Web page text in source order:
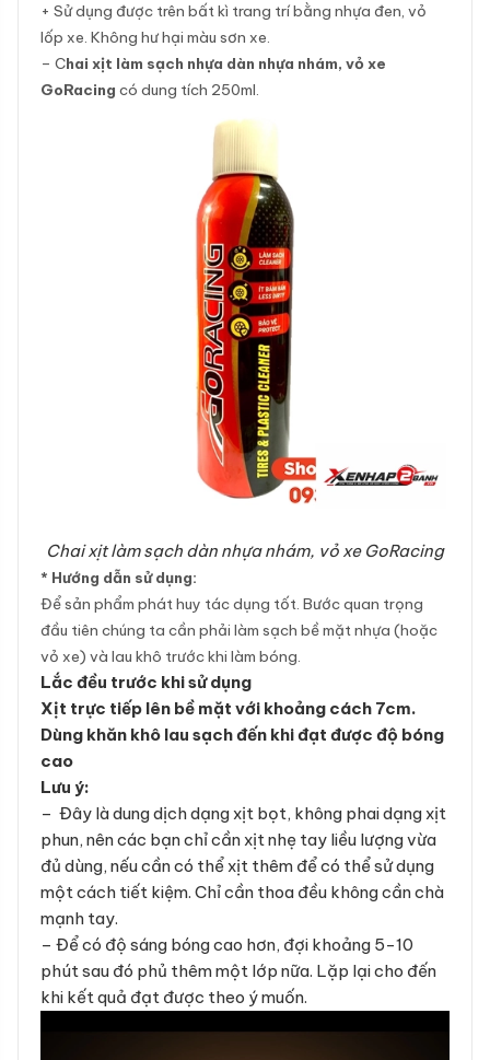
+ Sử dụng được trên bất kì trang trí bằng nhựa đen, vỏ
lốp xe. Không hư hại màu sơn xe.
– Chai xịt làm sạch nhựa dàn nhựa nhám, vỏ xe
GoRacing có dung tích 250ml.
Chai xịt làm sạch dàn nhựa nhám, vỏ xe GoRacing
* Hướng dẫn sử dụng:
Để sản phẩm phát huy tác dụng tốt. Bước quan trọng
đầu tiên chúng ta cần phải làm sạch bề mặt nhựa (hoặc
vỏ xe) và lau khô trước khi làm bóng.
Lắc đều trước khi sử dụng
Xịt trực tiếp lên bề mặt với khoảng cách 7cm.
Dùng khăn khô lau sạch đến khi đạt được độ bóng
cao
Lưu ý:
– Đây là dung dịch dạng xịt bọt, không phai dạng xịt
phun, nên các bạn chỉ cần xịt nhẹ tay liều lượng vừa
đủ dùng, nếu cần có thể xịt thêm để có thể sử dụng
một cách tiết kiệm. Chỉ cần thoa đều không cần chà
mạnh tay.
– Để có độ sáng bóng cao hơn, đợi khoảng 5-10
phút sau đó phủ thêm một lớp nữa. Lặp lại cho đến
khi kết quả đạt được theo ý muốn.